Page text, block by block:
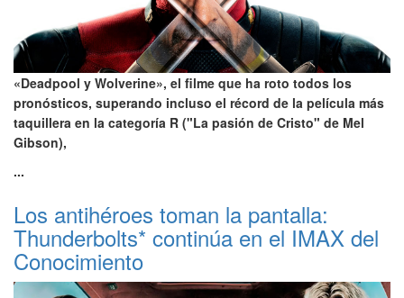
«Deadpool y Wolverine», el filme que ha roto todos los
pronósticos, superando incluso el récord de la película más
taquillera en la categoría R ("La pasión de Cristo" de Mel
Gibson),
...
Los antihéroes toman la pantalla:
Thunderbolts* continúa en el IMAX del
Conocimiento